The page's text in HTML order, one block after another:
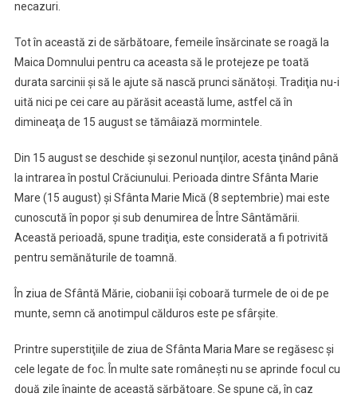
necazuri.
Tot în această zi de sărbătoare, femeile însărcinate se roagă la
Maica Domnului pentru ca aceasta să le protejeze pe toată
durata sarcinii şi să le ajute să nască prunci sănătoşi. Tradiţia nu-i
uită nici pe cei care au părăsit această lume, astfel că în
dimineaţa de 15 august se tămâiază mormintele.
Din 15 august se deschide şi sezonul nunţilor, acesta ţinând până
la intrarea în postul Crăciunului. Perioada dintre Sfânta Marie
Mare (15 august) şi Sfânta Marie Mică (8 septembrie) mai este
cunoscută în popor şi sub denumirea de Între Sântămării.
Această perioadă, spune tradiţia, este considerată a fi potrivită
pentru semănăturile de toamnă.
În ziua de Sfântă Mărie, ciobanii îşi coboară turmele de oi de pe
munte, semn că anotimpul călduros este pe sfârşite.
Printre superstiţiile de ziua de Sfânta Maria Mare se regăsesc şi
cele legate de foc. În multe sate româneşti nu se aprinde focul cu
două zile înainte de această sărbătoare. Se spune că, în caz